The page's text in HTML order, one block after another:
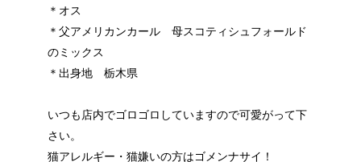
＊オス
＊父アメリカンカール 母スコティシュフォールド
のミックス
＊出身地 栃木県
いつも店内でゴロゴロしていますので可愛がって下
さい。
猫アレルギー・猫嫌いの方はゴメンナサイ！